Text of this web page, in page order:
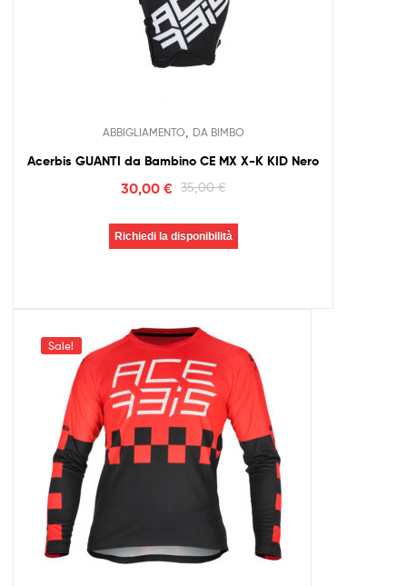
ABBIGLIAMENTO DA BIMBO
Acerbis GUANTI da Bambino CE MX X-K KID Nero
35,00€
30,00 €
Richiedi la disponibilità
Sale!